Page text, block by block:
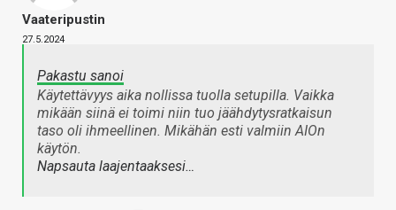
Vaateripustin
27.5.2024
Pakastu sanoi
Käytettävyys aika nollissa tuolla setupilla. Vaikka
mikään siinä ei toimi niin tuo jäähdytysratkaisun
taso oli ihmeellinen. Mikähän esti valmiin AIOn
käytön.
Napsauta laajentaaksesi…